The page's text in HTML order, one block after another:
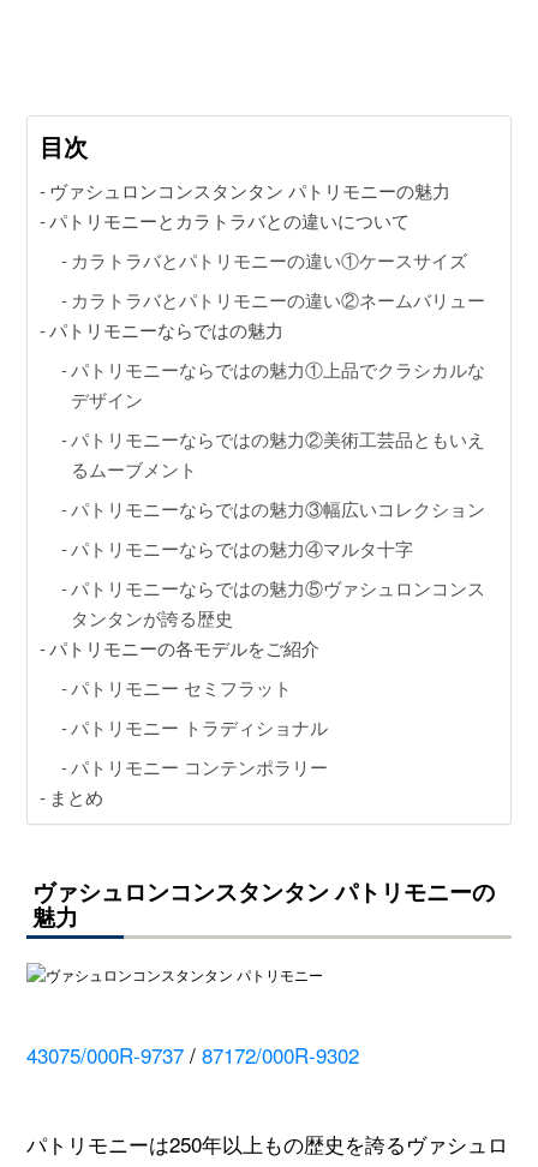
SNS
GINZA RASIN買取サイト
GINZA RASIN店舗情報
運営会社
目次
ヴァシュロンコンスタンタン パトリモニーの魅力
パトリモニーとカラトラバとの違いについて
カラトラバとパトリモニーの違い①ケースサイズ
カラトラバとパトリモニーの違い②ネームバリュー
パトリモニーならではの魅力
パトリモニーならではの魅力①上品でクラシカルな
デザイン
パトリモニーならではの魅力②美術工芸品ともいえ
るムーブメント
パトリモニーならではの魅力③幅広いコレクション
パトリモニーならではの魅力④マルタ十字
パトリモニーならではの魅力⑤ヴァシュロンコンス
タンタンが誇る歴史
パトリモニーの各モデルをご紹介
パトリモニー セミフラット
パトリモニー トラディショナル
パトリモニー コンテンポラリー
まとめ
ヴァシュロンコンスタンタン パトリモニーの
魅力
43075/000R-9737/ 87172/000R-9302
パトリモニーは250年以上もの歴史を誇るヴァシュロ